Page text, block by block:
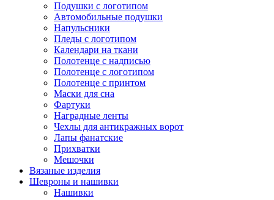
Подушки с логотипом
Автомобильные подушки
Напульсники
Пледы с логотипом
Календари на ткани
Полотенце с надписью
Полотенце с логотипом
Полотенце с принтом
Маски для сна
Фартуки
Наградные ленты
Чехлы для антикражных ворот
Лапы фанатские
Прихватки
Мешочки
Вязаные изделия
Шевроны и нашивки
Нашивки